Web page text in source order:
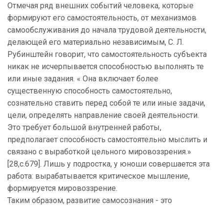
Отмечая ряд внешних событий человека, которые
формируют его самостоятельность, от механизмов
самообслуживания до начала трудовой деятельности,
делающей его материально независимым, С. Л.
Рубинштейн говорит, что самостоятельность субъекта
никак не исчерпывается способностью выполнять те
или иные задания. « Она включает более
существенную способность самостоятельно,
сознательно ставить перед собой те или иные задачи,
цели, определять направление своей деятельности.
Это требует большой внутренней работы,
предполагает способность самостоятельно мыслить и
связано с выработкой цельного мировоззрения.»
[28,с.679]. Лишь у подростка, у юноши совершается эта
работа: вырабатывается критическое мышление,
формируется мировоззрение.
Таким образом, развитие самосознания - это